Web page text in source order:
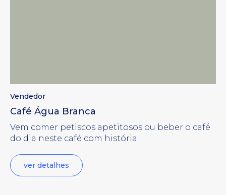
Vendedor
Café Água Branca
Vem comer petiscos apetitosos ou beber o café
do dia neste café com história.
ver detalhes